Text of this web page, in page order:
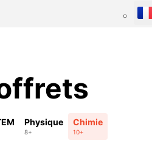
Physique
8+
Chimie
10+